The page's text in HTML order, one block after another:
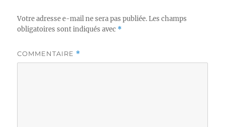
Votre adresse e-mail ne sera pas publiée. Les champs
obligatoires sont indiqués avec *
COMMENTAIRE *